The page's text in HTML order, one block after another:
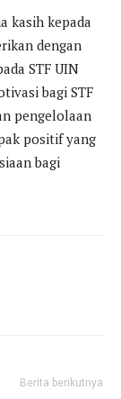
kasih kepada
dengan
STF UIN
bagi STF
pengelolaan
positif yang
bagi
Berita berikutnya